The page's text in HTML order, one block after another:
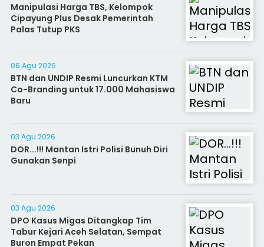
Manipulasi Harga TBS, Kelompok
Cipayung Plus Desak Pemerintah
Palas Tutup PKS
06 Agu 2026
BTN dan UNDIP Resmi Luncurkan KTM
Co-Branding untuk 17.000 Mahasiswa
Baru
03 Agu 2026
DOR...!!! Mantan Istri Polisi Bunuh Diri
Gunakan Senpi
03 Agu 2026
DPO Kasus Migas Ditangkap Tim
Tabur Kejari Aceh Selatan, Sempat
Buron Empat Pekan